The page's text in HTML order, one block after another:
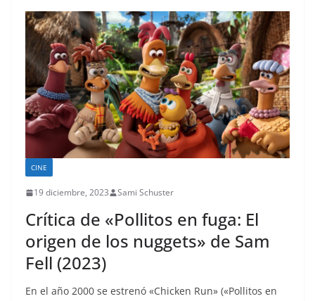
CINE
19 diciembre, 2023 Sami Schuster
Crítica de «Pollitos en fuga: El
origen de los nuggets» de Sam
Fell (2023)
En el año 2000 se estrenó «Chicken Run» («Pollitos en